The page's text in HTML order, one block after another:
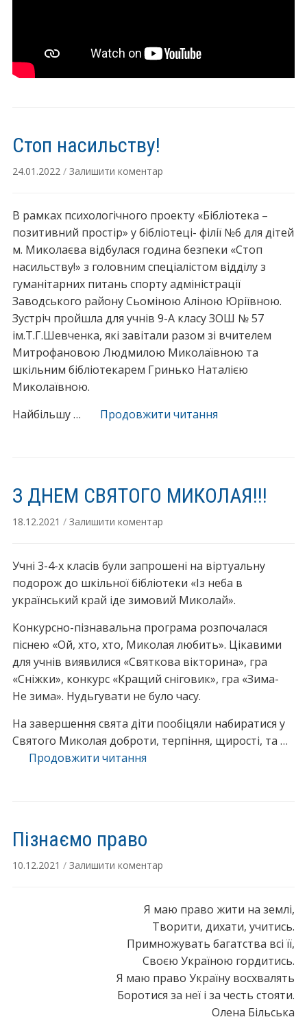
Стоп насильству!
24.01.2022 / Залишити коментар
В рамках психологічного проекту «Бібліотека –
позитивний простір» у бібліотеці- філії №6 для дітей
м. Миколаєва відбулася година безпеки «Стоп
насильству!» з головним спеціалістом відділу з
гуманітарних питань спорту адміністрації
Заводського району Сьоміною Аліною Юріївною.
Зустріч пройшла для учнів 9-А класу ЗОШ № 57
ім.Т.Г.Шевченка, які завітали разом зі вчителем
Митрофановою Людмилою Миколаївною та
шкільним бібліотекарем Гринько Наталією
Миколаївною.
Найбільшу …
Продовжити читання“Стоп
З ДНЕМ СВЯТОГО МИКОЛАЯ!!!
18.12.2021 / Залишити коментар
Учні 3-4-х класів були запрошені на віртуальну
подорож до шкільної бібліотеки «Із неба в
український край іде зимовий Миколай».
Конкурсно-пізнавальна програма розпочалася
піснею «Ой, хто, хто, Миколая любить». Цікавими
для учнів виявилися «Святкова вікторина», гра
«Сніжки», конкурс «Кращий сніговик», гра «Зима-
Не зима». Нудьгувати не було часу.
На завершення свята діти пообіцяли набиратися у
Святого Миколая доброти, терпіння, щирості, та …
Продовжити читання“З
Пізнаємо право
10.12.2021 / Залишити коментар
Я маю право жити на землі,
Творити, дихати, учитись.
Примножувать багатства всі її,
Своєю Україною гордитись.
Я маю право Україну восхвалять
Боротися за неї і за честь стояти.
Олена Більська